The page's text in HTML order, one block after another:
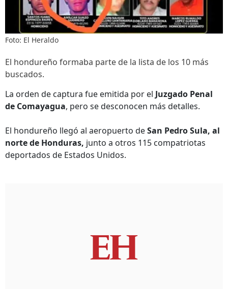
Foto: El Heraldo
El hondureño formaba parte de la lista de los 10 más
buscados.
La orden de captura fue emitida por el Juzgado Penal
de Comayagua, pero se desconocen más detalles.
El hondureño llegó al aeropuerto deSan Pedro Sula, al
norte de Honduras, junto a otros 115 compatriotas
deportados de Estados Unidos.